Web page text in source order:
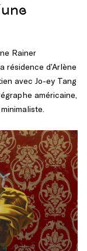
Rainer
résidence d’Arlène
avec Jo-ey Tang
américaine,